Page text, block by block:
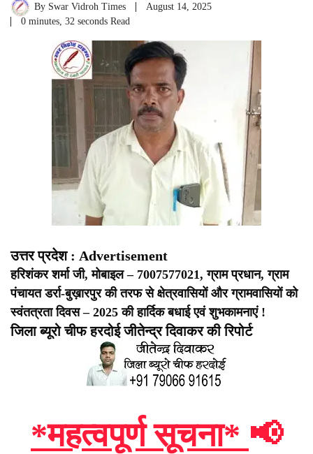
By Swar Vidroh Times
August 14, 2025
0 minutes, 32 seconds Read
उत्तर प्रदेश : Advertisement
हरिशंकर शर्मा जी, मोबाइल – 7007577021, ग्राम प्रधान, ग्राम
पंचायत डर्रा-बुख़ारपुर की तरफ से क्षेत्रवासियों और ग्रामवासियों को
स्वंतत्रता दिवस – 2025 की हार्दिक बधाई एवं शुभकामनाएं !
जिला ब्यूरो चीफ हरदोई जीतेन्द्र दिवाकर की रिपोर्ट
*महत्वपूर्ण सूचना* 📢